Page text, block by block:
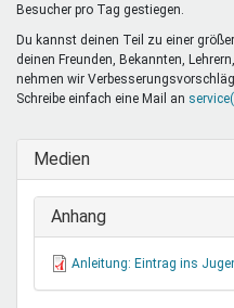
Besucher pro Tag gestiegen.
Du kannst deinen Teil zu einer
deinen Freunden, Bekannten,
nehmen wir
Schreibe einfach eine Mail an
Medien
Anhang
Anleitung: Eintrag ins